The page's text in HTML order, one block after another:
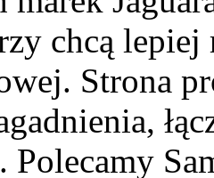
chcą lepiej
Strona